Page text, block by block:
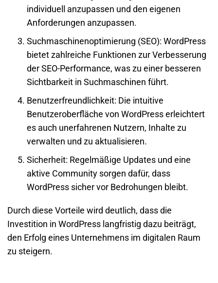
individuell anzupassen und den eigenen
Anforderungen anzupassen.
Suchmaschinenoptimierung (SEO): WordPress
bietet zahlreiche Funktionen zur Verbesserung
der SEO-Performance, was zu einer besseren
Sichtbarkeit in Suchmaschinen führt.
Benutzerfreundlichkeit: Die intuitive
Benutzeroberfläche von WordPress erleichtert
es auch unerfahrenen Nutzern, Inhalte zu
verwalten und zu aktualisieren.
Sicherheit: Regelmäßige Updates und eine
aktive Community sorgen dafür, dass
WordPress sicher vor Bedrohungen bleibt.
Durch diese Vorteile wird deutlich, dass die
Investition in WordPress langfristig dazu beiträgt,
den Erfolg eines Unternehmens im digitalen Raum
zu steigern.